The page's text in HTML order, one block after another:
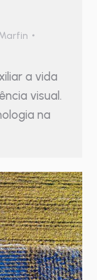
a vida
visual.
na